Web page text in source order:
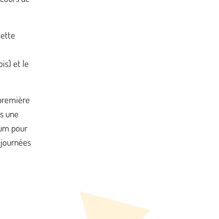
et le
une
pour